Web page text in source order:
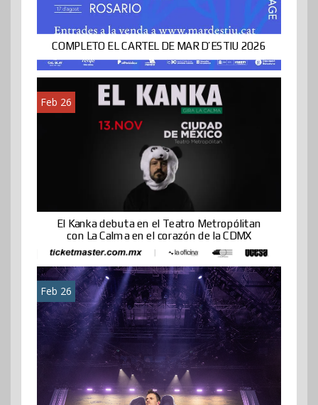
COMPLETO EL CARTEL DE MAR D’ESTIU 2026
Feb 26
El Kanka debuta en el Teatro Metropólitan
con La Calma en el corazón de la CDMX
Feb 26